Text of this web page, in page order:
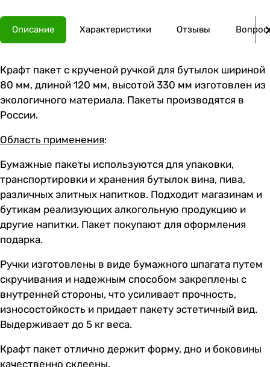
Описание Характеристики Отзывы
Крафт пакет с крученой ручкой для бутылок шириной
80 мм, длиной 120 мм, высотой 330 мм изготовлен из
экологичного материала. Пакеты производятся в
России.
Область применения:
Бумажные пакеты используются для упаковки,
транспортировки и хранения бутылок вина, пива,
различных элитных напитков. Подходит магазинам и
бутикам реализующих алкогольную продукцию и
другие напитки. Пакет покупают для оформления
подарка.
Ручки изготовлены в виде бумажного шпагата путем
скручивания и надежным способом закреплены с
внутренней стороны, что усиливает прочность,
износостойкость и придает пакету эстетичный вид.
Выдерживает до 5 кг веса.
Крафт пакет отлично держит форму, дно и боковины
качественно склеены.